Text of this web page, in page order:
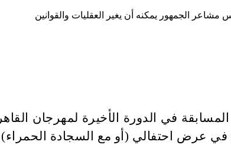
في الدورة الأخيرة لمهرجان
في عرض احتفالي (أو مع السجادة الحمراء(